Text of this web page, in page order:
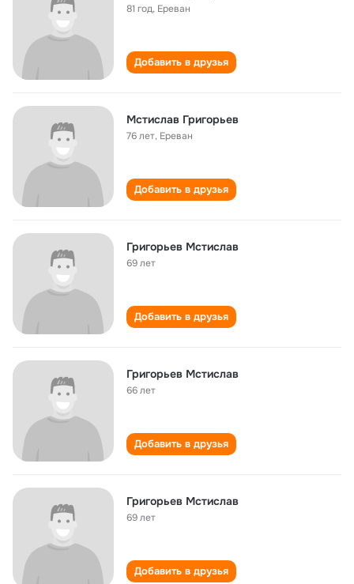
81 год, Ереван
Добавить в друзья
Мстислав Григорьев
76 лет, Ереван
Добавить в друзья
Григорьев Мстислав
69 лет
Добавить в друзья
Григорьев Мстислав
66 лет
Добавить в друзья
Григорьев Мстислав
69 лет
Добавить в друзья